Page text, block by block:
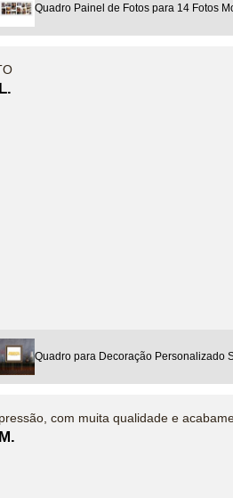
Quadro Painel de Fotos para 14 Fotos
Quadro para Decoração Personalizado
com muita qualidade e